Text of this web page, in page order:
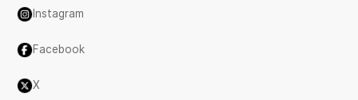
Instagram
Facebook
X